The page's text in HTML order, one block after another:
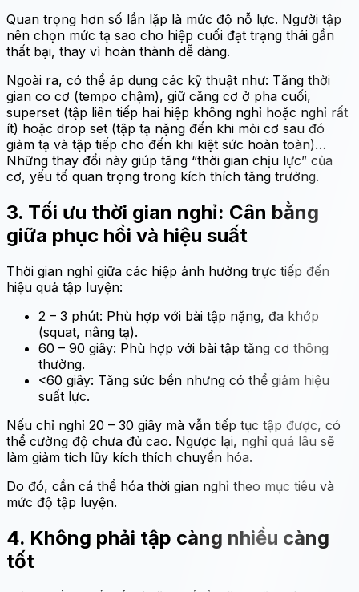
Quan trọng hơn số lần lặp là mức độ nỗ lực. Người tập
nên chọn mức tạ sao cho hiệp cuối đạt trạng thái gần
thất bại, thay vì hoàn thành dễ dàng.
Ngoài ra, có thể áp dụng các kỹ thuật như: Tăng thời
gian co cơ (tempo chậm), giữ căng cơ ở pha cuối,
superset (tập liên tiếp hai hiệp không nghỉ hoặc nghỉ rất
ít) hoặc drop set (tập tạ nặng đến khi mỏi cơ sau đó
giảm tạ và tập tiếp cho đến khi kiệt sức hoàn toàn)…
Những thay đổi này giúp tăng “thời gian chịu lực” của
cơ, yếu tố quan trọng trong kích thích tăng trưởng.
3. Tối ưu thời gian nghỉ: Cân bằng
giữa phục hồi và hiệu suất
Thời gian nghỉ giữa các hiệp ảnh hưởng trực tiếp đến
hiệu quả tập luyện:
2 – 3 phút: Phù hợp với bài tập nặng, đa khớp
(squat, nâng tạ).
60 – 90 giây: Phù hợp với bài tập tăng cơ thông
thường.
<60 giây: Tăng sức bền nhưng có thể giảm hiệu
suất lực.
Nếu chỉ nghỉ 20 – 30 giây mà vẫn tiếp tục tập được, có
thể cường độ chưa đủ cao. Ngược lại, nghỉ quá lâu sẽ
làm giảm tích lũy kích thích chuyển hóa.
Do đó, cần cá thể hóa thời gian nghỉ theo mục tiêu và
mức độ tập luyện.
4. Không phải tập càng nhiều càng
tốt